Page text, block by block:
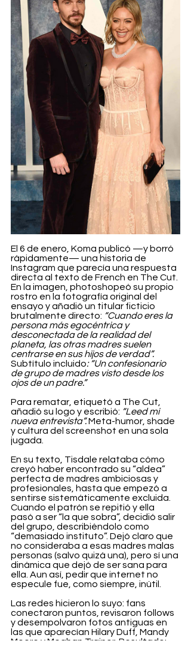
El 6 de enero, Koma publicó —y borró
rápidamente— una historia de
Instagram que parecía una respuesta
directa al texto de French en The Cut.
En la imagen, photoshopeó su propio
rostro en la fotografía original del
ensayo y añadió un titular ficticio
brutalmente directo: “Cuando eres la
persona más egocéntrica y
desconectada de la realidad del
planeta, las otras madres suelen
centrarse en sus hijos de verdad”.
Subtítulo incluido: “Un confesionario
de grupo de madres visto desde los
ojos de un padre.”
Para rematar, etiquetó a The Cut,
añadió su logo y escribió: “Leed mi
nueva entrevista”. Meta-humor, shade
y cultura del screenshot en una sola
jugada.
En su texto, Tisdale relataba cómo
creyó haber encontrado su “aldea”
perfecta de madres ambiciosas y
profesionales, hasta que empezó a
sentirse sistemáticamente excluida.
Cuando el patrón se repitió y ella
pasó a ser “la que sobra”, decidió salir
del grupo, describiéndolo como
“demasiado instituto”. Dejó claro que
no consideraba a esas madres malas
personas (salvo quizá una), pero sí una
dinámica que dejó de ser sana para
ella. Aun así, pedir que internet no
especule fue, como siempre, inútil.
Las redes hicieron lo suyo: fans
conectaron puntos, revisaron follows
y desempolvaron fotos antiguas en
las que aparecían Hilary Duff, Mandy
Moore y Meghan Trainor. Resultado: